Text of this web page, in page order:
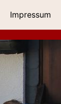
Impressum